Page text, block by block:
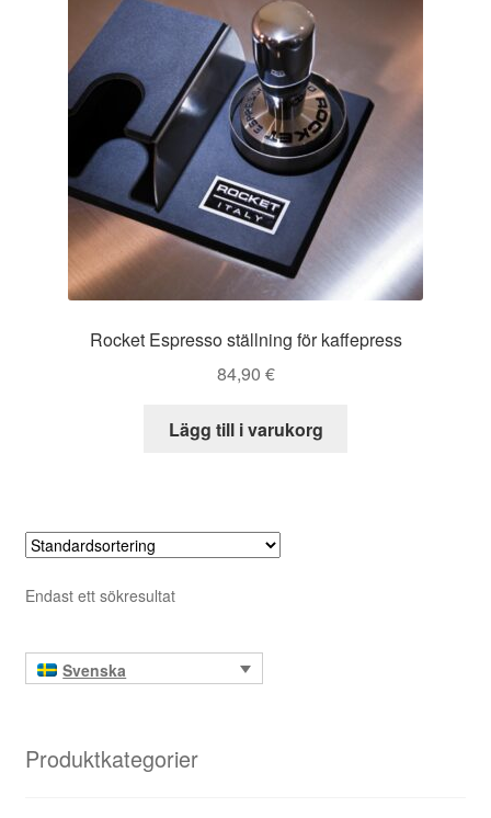
Rocket Espresso ställning för kaffepress
84,90 €
Lägg till i varukorg
Endast ett sökresultat
Svenska
Produktkategorier